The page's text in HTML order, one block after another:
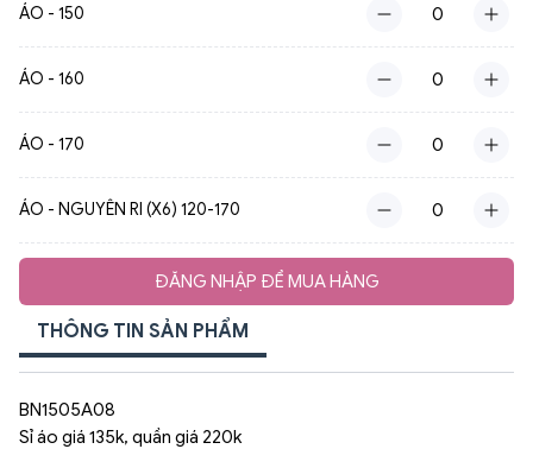
ÁO - 150
ÁO - 160
ÁO - 170
ÁO - NGUYÊN RI (X6) 120-170
ĐĂNG NHẬP ĐỂ MUA HÀNG
THÔNG TIN SẢN PHẨM
BN1505A08
Sỉ áo giá 135k, quần giá 220k